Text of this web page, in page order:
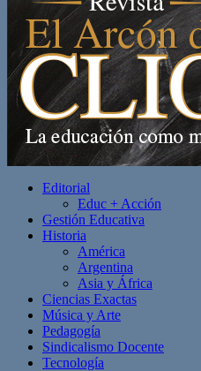
Editorial
Educ + Acción
Gestión Educativa
Historia
América
Argentina
Asia y África
Ciencias Exactas
Música y Arte
Pedagogía
Sindicalismo Docente
Tecnología